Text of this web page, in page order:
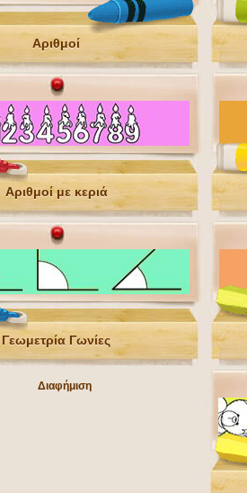
Αριθμοί
Αριθμοί με κεριά
Γεωμετρία Γωνίες
Διαφήμιση